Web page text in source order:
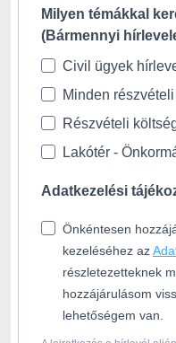
Milyen témákkal
(Bármennyi
Civil ügyek
Minden
Részvételi
Lakótér -
Adatkezelési
Önkéntesen
kezeléséhez az
részletezetteknek
hozzájárulásom
lehetőségem van.